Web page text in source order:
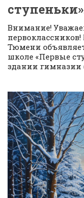
ступеньки».
Внимание!
Тюмени
школе «Первые
здании гимназии